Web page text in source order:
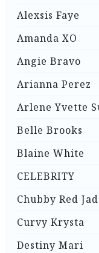
Alexsis Faye
Amanda XO
Angie Bravo
Arianna Perez
Arlene Yvette
Belle Brooks
Blaine White
CELEBRITY
Chubby Red
Curvy Krysta
Destiny Mari